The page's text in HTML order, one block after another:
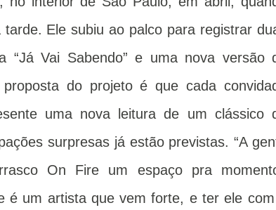
Ele subiu ao palco para registrar
“Já Vai Sabendo” e uma nova versão
do projeto é que cada
uma nova leitura de um clássico
surpresas já estão previstas. “A
On Fire um espaço pra
é um artista que vem forte, e ter ele